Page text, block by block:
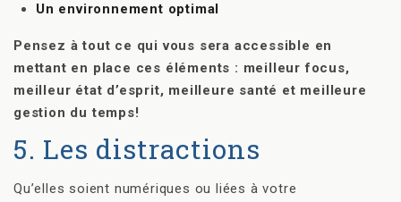
Un environnement optimal
Pensez à tout ce qui vous sera accessible en
mettant en place ces éléments : meilleur focus,
meilleur état d’esprit, meilleure santé et meilleure
gestion du temps!
5. Les distractions
Qu’elles soient numériques ou liées à votre